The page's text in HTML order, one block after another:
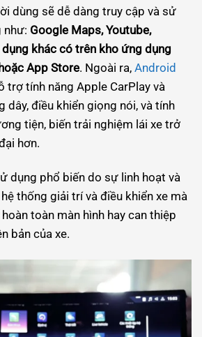
dùng sẽ dễ dàng truy cập và sử
như: Google Maps, Youtube,
khác có trên kho ứng dụng
App Store. Ngoài ra, Android
trợ tính năng Apple CarPlay và
dây, điều khiển giọng nói, và tính
tiện, biến trải nghiệm lái xe trở
hơn.
dụng phổ biến do sự linh hoạt và
thống giải trí và điều khiển xe mà
toàn màn hình hay can thiệp
bản của xe.